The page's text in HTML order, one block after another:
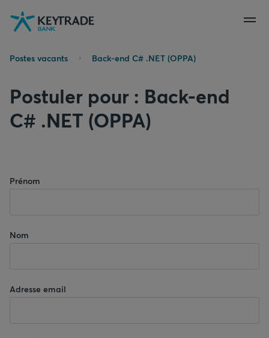
Aller
navigation
Aller
connexion
Aller
au
Postes vacants Back-end C# .NET (OPPA)
Postuler pour : Back-end
C# .NET (OPPA)
Prénom
Nom
Adresse email